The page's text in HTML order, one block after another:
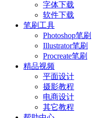
字体下载
软件下载
笔刷工具
Photoshop笔刷
Illustrator笔刷
Procreate笔刷
精品视频
平面设计
摄影教程
电商设计
其它教程